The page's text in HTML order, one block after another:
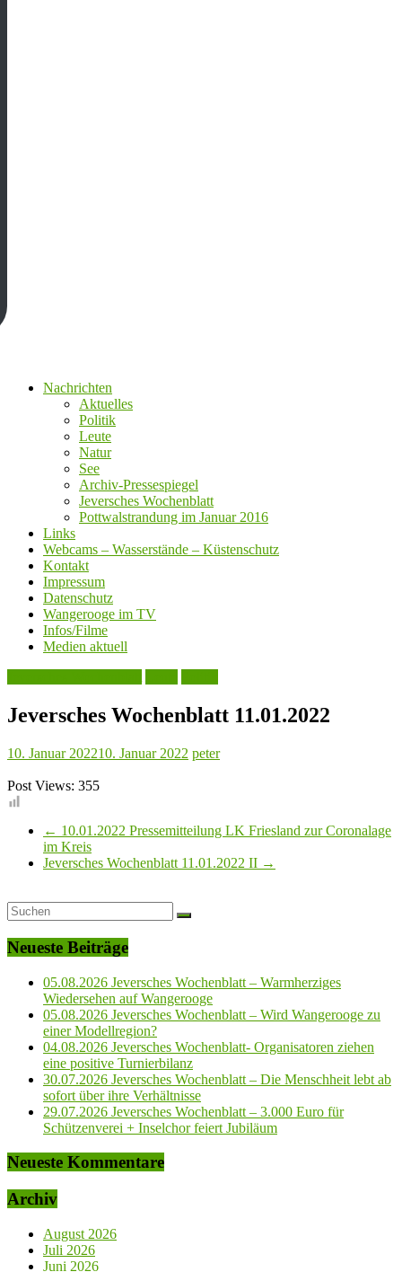
Nachrichten
Aktuelles
Politik
Leute
Natur
See
Archiv-Pressespiegel
Jeversches Wochenblatt
Pottwalstrandung im Januar 2016
Links
Webcams – Wasserstände – Küstenschutz
Kontakt
Impressum
Datenschutz
Wangerooge im TV
Infos/Filme
Medien aktuell
Jeversches Wochenblatt 11.01.2022
10. Januar 202210. Januar 2022 peter
Post Views: 355
← 10.01.2022 Pressemitteilung LK Friesland zur Coronalage
im Kreis
Jeversches Wochenblatt 11.01.2022 II →
Neueste Beiträge
05.08.2026 Jeversches Wochenblatt – Warmherziges
Wiedersehen auf Wangerooge
05.08.2026 Jeversches Wochenblatt – Wird Wangerooge zu
einer Modellregion?
04.08.2026 Jeversches Wochenblatt- Organisatoren ziehen
eine positive Turnierbilanz
30.07.2026 Jeversches Wochenblatt – Die Menschheit lebt ab
sofort über ihre Verhältnisse
29.07.2026 Jeversches Wochenblatt – 3.000 Euro für
Schützenverei + Inselchor feiert Jubiläum
Neueste Kommentare
Archiv
August 2026
Juli 2026
Juni 2026